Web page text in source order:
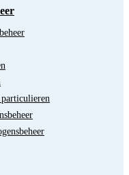
particulieren